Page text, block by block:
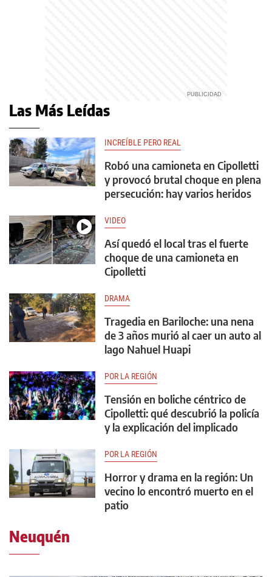
Las Más Leídas
INCREÍBLE PERO REAL
Robó una camioneta en Cipolletti
y provocó brutal choque en plena
persecución: hay varios heridos
VIDEO
Así quedó el local tras el fuerte
choque de una camioneta en
Cipolletti
DRAMA
Tragedia en Bariloche: una nena
de 3 años murió al caer un auto al
lago Nahuel Huapi
POR LA REGIÓN
Tensión en boliche céntrico de
Cipolletti: qué descubrió la policía
y la explicación del implicado
POR LA REGIÓN
Horror y drama en la región: Un
vecino lo encontró muerto en el
patio
Neuquén